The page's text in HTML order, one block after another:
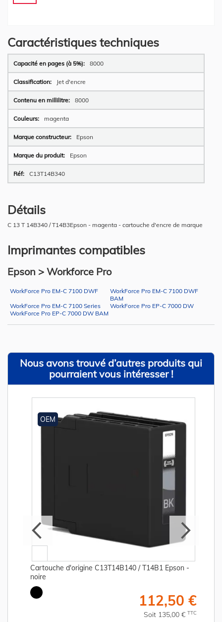
Caractéristiques techniques
Plus
d’information
8000
Jet d'encre
8000
magenta
Epson
Epson
C13T14B340
Détails
C 13 T 14B340 / T14B3Epson - magenta - cartouche d'encre de marque
Imprimantes compatibles
Epson > Workforce Pro
WorkForce Pro EM-C 7100 DWF
WorkForce Pro EM-C 7100 DWF
BAM
WorkForce Pro EM-C 7100 Series
WorkForce Pro EP-C 7000 DW
WorkForce Pro EP-C 7000 DW BAM
Nous avons trouvé d’autres produits qui
pourraient vous intéresser !
OEM
Cartouche d'origine C13T14B140 / T14B1 Epson -
noire
112,50 €
Soit 135,00 € TTC